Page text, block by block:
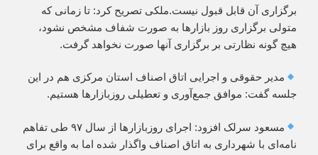
برگزاری آن قابل قبول نیست.ملکی تصریح کرد: تا زمانی که
متولی برگزاری روز بازارها به صورت شفاف مشخص نشود،
هیچ گونه نظارتی بر برگزاری آنها صورت نخواهد گرفت.
مدیر حقوقی و اجرایی اتاق اصناف استان مرکزی هم در این
جلسه گفت: موافق جمع‌آوری و تعطیلی روزبازارها هستیم.
مسعود سرلک افزود: اجرای روزبازارها از سال ۹۷ طی تفاهم
نامه‌ای با شهرداری به اتاق اصناف واگذار شده اما به واقع برای